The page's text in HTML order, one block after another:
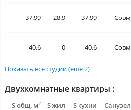
37.99 28.9 37.99 Совм
40.6 0 40.6 Совм
Показать всестудии(еще 2)
Двухкомнатные квартиры :
S общ, м2 S жил S кухни Санузел